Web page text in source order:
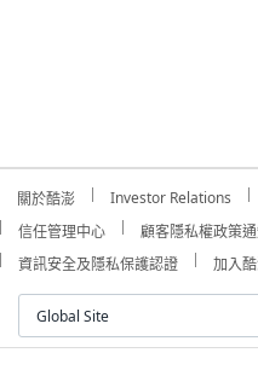
關於酷澎 Investor Relations
信任管理中心
顧客隱私權政策
資訊安全及隱私保護認證
加入
Global Site